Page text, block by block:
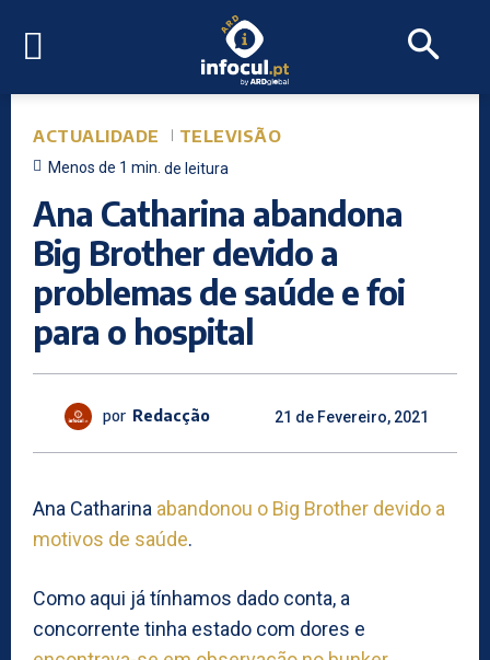
ACTUALIDADE TELEVISÃO
Menos de 1 min. de leitura
Ana Catharina abandona
Big Brother devido a
problemas de saúde e foi
para o hospital
por Redacção 21 de Fevereiro, 2021
Ana Catharina abandonou o Big Brother devido a
motivos de saúde.
Como aqui já tínhamos dado conta, a
concorrente tinha estado com dores e